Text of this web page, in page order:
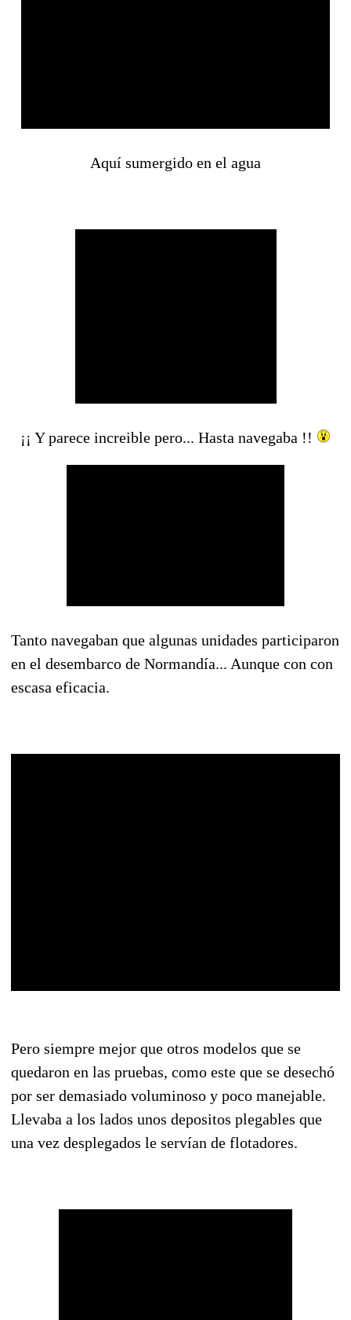
Aquí sumergido en el agua
¡¡ Y parece increible pero... Hasta navegaba !!
Tanto navegaban que algunas unidades participaron
en el desembarco de Normandía... Aunque con con
escasa eficacia.
Pero siempre mejor que otros modelos que se
quedaron en las pruebas, como este que se desechó
por ser demasiado voluminoso y poco manejable.
Llevaba a los lados unos depositos plegables que
una vez desplegados le servían de flotadores.